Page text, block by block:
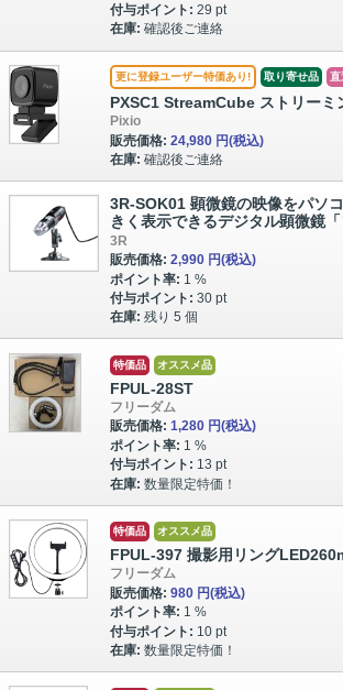
付与ポイント: 29 pt
在庫: 確認後ご連絡
更に登録ユーザー特価あり! 取り寄せ品 直
PXSC1 StreamCube ストリーミ
Pixio
販売価格: 24,980 円(税込)
在庫: 確認後ご連絡
3R-SOK01 顕微鏡の映像をパソ
きく表示できるデジタル顕微鏡「
3R
販売価格: 2,990 円(税込)
ポイント率: 1 %
付与ポイント: 30 pt
在庫: 残り 5 個
特価品 オススメ品
FPUL-28ST
フリーダム
販売価格: 1,280 円(税込)
ポイント率: 1 %
付与ポイント: 13 pt
在庫: 数量限定特価！
特価品 オススメ品
FPUL-397 撮影用リング
フリーダム
販売価格: 980 円(税込)
ポイント率: 1 %
付与ポイント: 10 pt
在庫: 数量限定特価！